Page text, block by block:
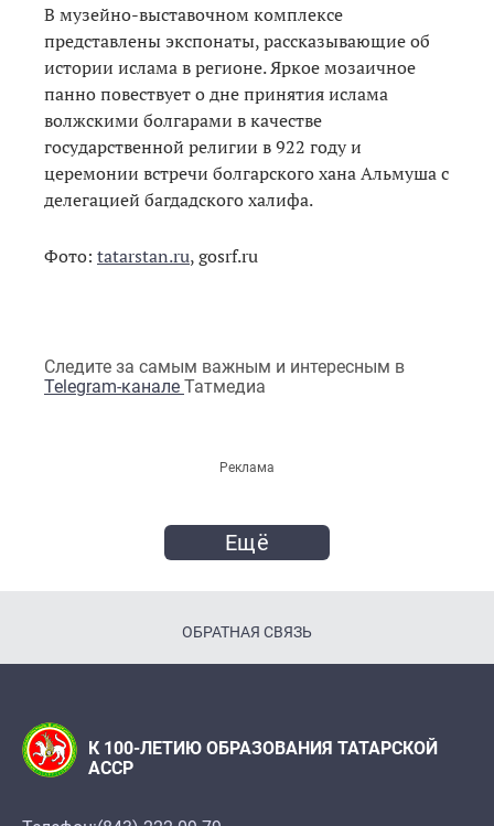
В музейно-выставочном комплексе
представлены экспонаты, рассказывающие об
истории ислама в регионе. Яркое мозаичное
панно повествует о дне принятия ислама
волжскими болгарами в качестве
государственной религии в 922 году и
церемонии встречи болгарского хана Альмуша с
делегацией багдадского халифа.
Фото: tatarstan.ru, gosrf.ru
Следите за самым важным и интересным в
Telegram-канале Татмедиа
Реклама
Ещё
ОБРАТНАЯ СВЯЗЬ
К 100-ЛЕТИЮ ОБРАЗОВАНИЯ ТАТАРСКОЙ
АССР